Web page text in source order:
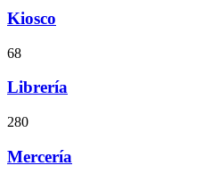
Kiosco
68
Librería
280
Mercería